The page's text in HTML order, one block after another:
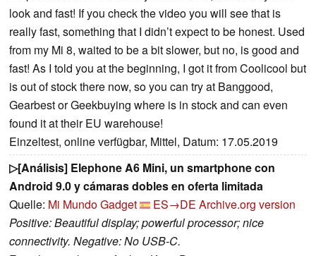
look and fast! If you check the video you will see that is
really fast, something that I didn’t expect to be honest. Used
from my Mi 8, waited to be a bit slower, but no, is good and
fast! As I told you at the beginning, I got it from Coolicool but
is out of stock there now, so you can try at Banggood,
Gearbest or Geekbuying where is in stock and can even
found it at their EU warehouse!
Einzeltest, online verfügbar, Mittel, Datum: 17.05.2019
▷[Análisis] Elephone A6 Mini, un smartphone con
Android 9.0 y cámaras dobles en oferta limitada
Quelle: Mi Mundo Gadget ES→DE Archive.org version
Positive: Beautiful display; powerful processor; nice
connectivity. Negative: No USB-C.